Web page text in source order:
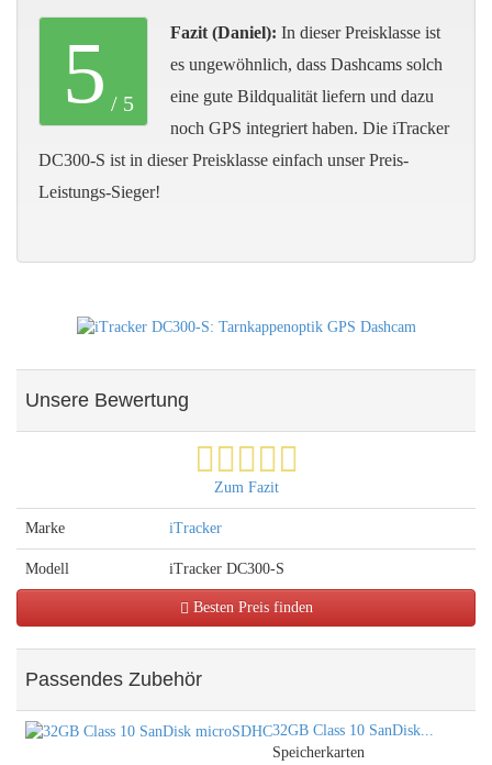
5 / 5
Fazit (Daniel): In dieser Preisklasse ist
es ungewöhnlich, dass Dashcams solch
eine gute Bildqualität liefern und dazu
noch GPS integriert haben. Die iTracker
DC300-S ist in dieser Preisklasse einfach unser Preis-
Leistungs-Sieger!
Unsere Bewertung
Zum Fazit
Marke iTracker
Modell iTracker DC300-S
Besten Preis finden
Passendes Zubehör
32GB Class 10 SanDisk...
Speicherkarten